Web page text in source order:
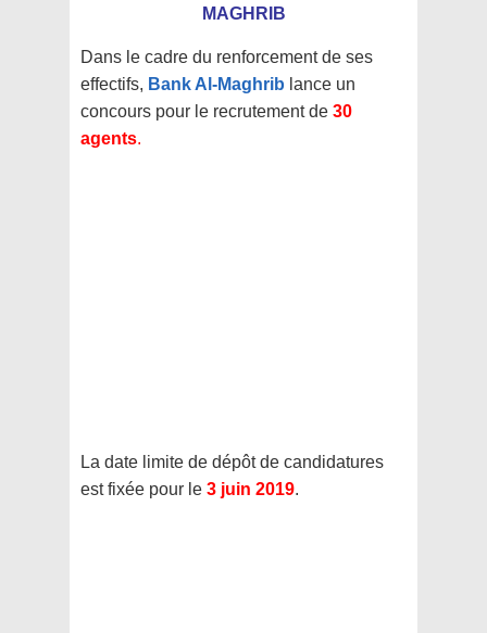
MAGHRIB
Dans le cadre du renforcement de ses
effectifs, Bank Al-Maghrib lance un
concours pour le recrutement de 30
agents.
La date limite de dépôt de candidatures
est fixée pour le 3 juin 2019.